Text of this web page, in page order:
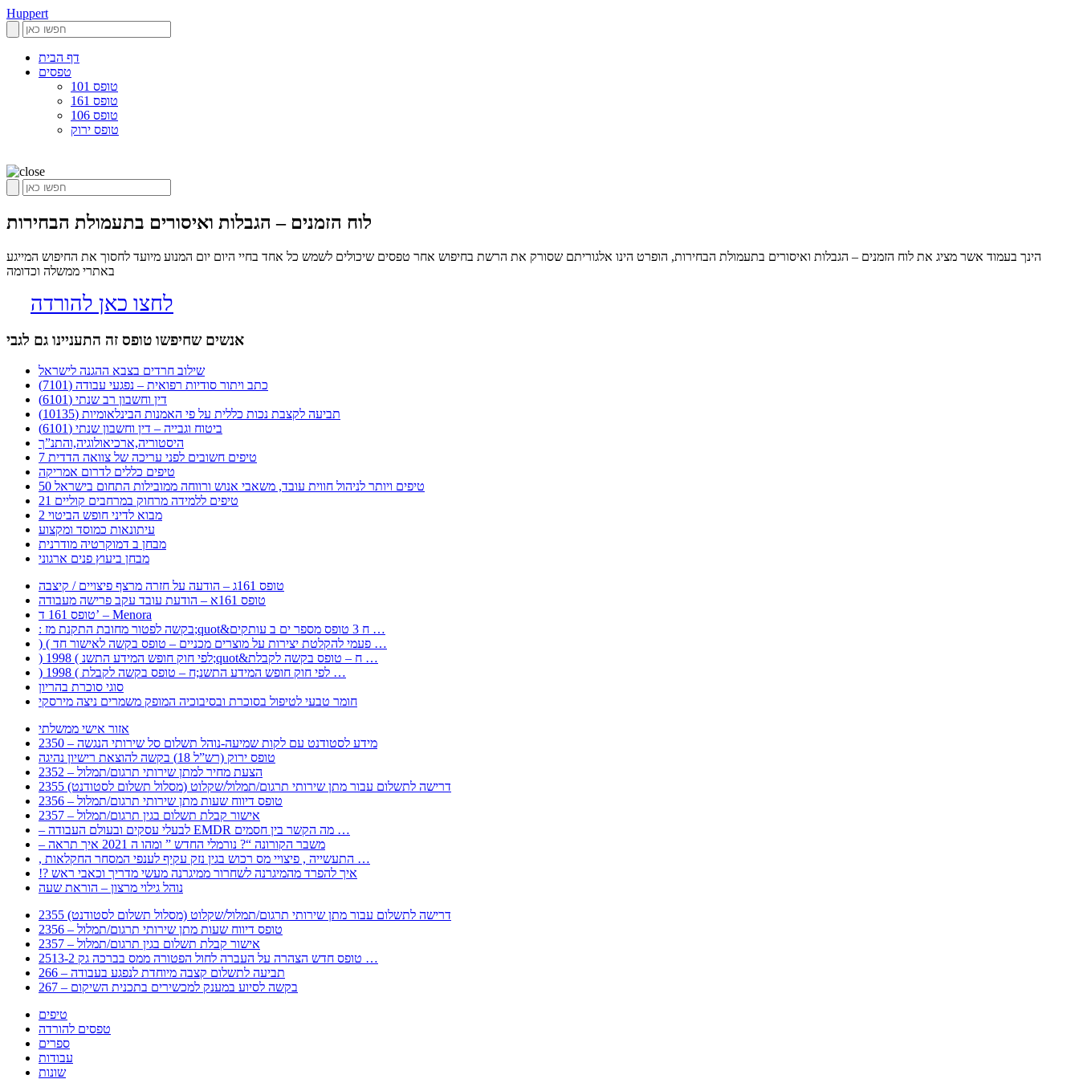
Huppert
דף הבית
טפסים
טופס 101
טופס 161
טופס 106
טופס ירוק
לוח הזמנים – הגבלות ואיסורים בתעמולת הבחירות
הינך בעמוד אשר מציג את לוח הזמנים – הגבלות ואיסורים בתעמולת הבחירות, הופרט הינו אלגוריתם שסורק את הרשת בחיפוש אחר טפסים שיכולים לשמש כל אחד בחיי היום יום המנוע מיועד לחסוך את החיפוש המייגע
באתרי ממשלה וכדומה
לחצו כאן להורדה
אנשים שחיפשו טופס זה התעניינו גם לגבי
שילוב חרדים בצבא ההגנה לישראל
כתב ויתור סודיות רפואית – נפגעי עבודה (7101)
דין וחשבון רב שנתי (6101)
תביעה לקצבת נכות כללית על פי האמנות הבינלאומיות (10135)
ביטוח וגבייה – דין וחשבון שנתי (6101)
היסטוריה,ארכיאולוגיה,והתנ”ך
7 טיפים חשובים לפני עריכה של צוואה הדדית
טיפים כללים לדרום אמריקה
50 טיפים ויותר לניהול חווית עובד, משאבי אנוש ורווחה ממובילות התחום בישראל
21 טיפים ללמידה מרחוק במרחבים קוליים
מבוא לדיני חופש הביטוי 2
עיתונאות כמוסד ומקצוע
מבחן ב דמוקרטיה מודרנית
מבחן ביעוץ פנים ארגוני
טופס 161ג – הודעה על חזרה מרצף פיצויים / קיצבה
טופס 161א – הודעת עובד עקב פרישה מעבודה
טופס 161 ד’ – Menora
: בקשה לפטור מחובת התקנת מז;quot&ח 3 טופס מספר ים ב עותקים …
) ( פעמי להקלטת יצירות על מוצרים מכניים – טופס בקשה לאישור חד …
) 1998 ( לפי חוק חופש המידע התשנ;quot&ח – טופס בקשה לקבלת …
) 1998 ( לפי חוק חופש המידע התשנ;ח – טופס בקשה לקבלת …
סוגי סוכרת בהריון
חומר טבעי לטיפול בסוכרת ובסיבוכיה המופק משמרים ניצה מירסקי
אזור אישי ממשלתי
2350 – מידע לסטודנט עם לקות שמיעה-נוהל תשלום סל שירותי הנגשה
טופס ירוק (רש”ל 18) בקשה להוצאת רישיון נהיגה
2352 – הצעת מחיר למתן שירותי תרגום/תמלול
2355 דרישה לתשלום עבור מתן שירותי תרגום/תמלול/שקלוט (מסלול תשלום לסטודנט)
2356 – טופס דיווח שעות מתן שירותי תרגום/תמלול
2357 – אישור קבלת תשלום בגין תרגום/תמלול
– לבעלי עסקים ובעולם העבודה EMDR מה הקשר בין חסמים …
– משבר הקורונה “? נורמלי החדש ” ומהו ה 2021 איך תראה
, התעשייה , פיצויי מס רכוש בגין נזק עקיף לענפי המסחר החקלאות …
!? איך להפרד מהמיגרנה לשחרור ממיגרנה מעשי מדריך וכאבי ראש
נוהל גילוי מרצון – הוראת שעה
2355 דרישה לתשלום עבור מתן שירותי תרגום/תמלול/שקלוט (מסלול תשלום לסטודנט)
2356 – טופס דיווח שעות מתן שירותי תרגום/תמלול
2357 – אישור קבלת תשלום בגין תרגום/תמלול
2513-2 טופס חדש הצהרה על העברה לחול הפטורה ממס בברכה גק …
266 – תביעה לתשלום קצבה מיוחדת לנפגע בעבודה
267 – בקשה לסיוע במענק למכשירים בתכנית השיקום
טיפים
טפסים להורדה
ספרים
עבודות
שונות